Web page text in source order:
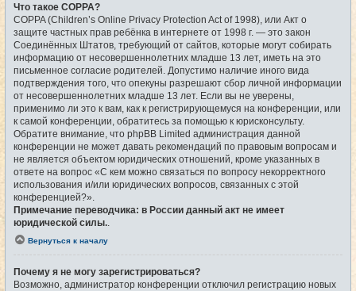
Что такое COPPA?
COPPA (Children’s Online Privacy Protection Act of 1998), или Акт о
защите частных прав ребёнка в интернете от 1998 г. — это закон
Соединённых Штатов, требующий от сайтов, которые могут собирать
информацию от несовершеннолетних младше 13 лет, иметь на это
письменное согласие родителей. Допустимо наличие иного вида
подтверждения того, что опекуны разрешают сбор личной информации
от несовершеннолетних младше 13 лет. Если вы не уверены,
применимо ли это к вам, как к регистрирующемуся на конференции, или
к самой конференции, обратитесь за помощью к юрисконсульту.
Обратите внимание, что phpBB Limited администрация данной
конференции не может давать рекомендаций по правовым вопросам и
не является объектом юридических отношений, кроме указанных в
ответе на вопрос «С кем можно связаться по вопросу некорректного
использования и/или юридических вопросов, связанных с этой
конференцией?».
Примечание переводчика: в России данный акт не имеет
юридической силы.
Вернуться к началу
Почему я не могу зарегистрироваться?
Возможно, администратор конференции отключил регистрацию новых